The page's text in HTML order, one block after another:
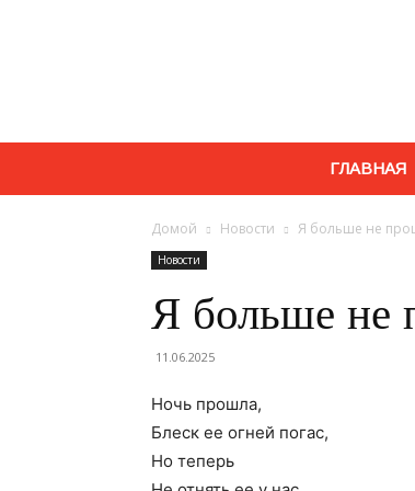
ГЛАВНАЯ
Домой Новости Я больше не
Новости
Я больше не
11.06.2025
Ночь прошла,
Блеск ее огней погас,
Но теперь